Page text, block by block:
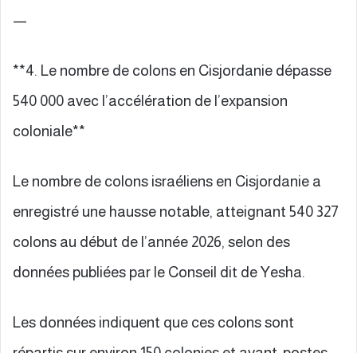
—
**4. Le nombre de colons en Cisjordanie dépasse
540 000 avec l’accélération de l’expansion
coloniale**
Le nombre de colons israéliens en Cisjordanie a
enregistré une hausse notable, atteignant 540 327
colons au début de l’année 2026, selon des
données publiées par le Conseil dit de Yesha.
Les données indiquent que ces colons sont